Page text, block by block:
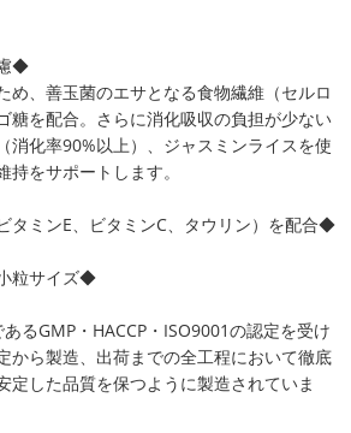
◆
め、善玉菌のエサとなる食物繊維（セルロ
糖を配合。さらに消化吸収の負担が少ない
消化率90%以上）、ジャスミンライスを使
をサポートします。
タミンE、ビタミンC、タウリン）を配合◆
粒サイズ◆
るGMP・HACCP・ISO9001の認定を受け
から製造、出荷までの全工程において徹底
定した品質を保つように製造されていま